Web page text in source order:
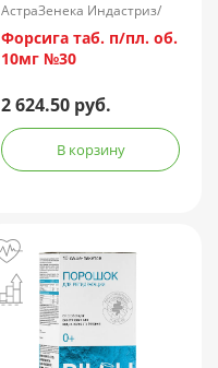
АстраЗенека Индастриз/
Россия
Форсига таб. п/пл. об.
10мг №30
2 624.50 руб.
В корзину